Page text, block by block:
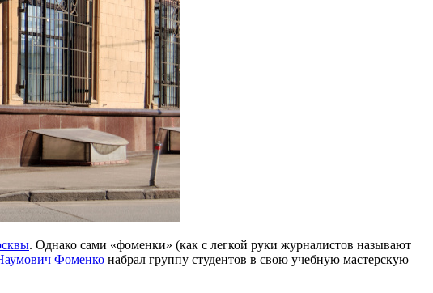
. Однако сами «фоменки» (как с легкой руки журналистов называют
Фоменко набрал группу студентов в свою учебную мастерскую